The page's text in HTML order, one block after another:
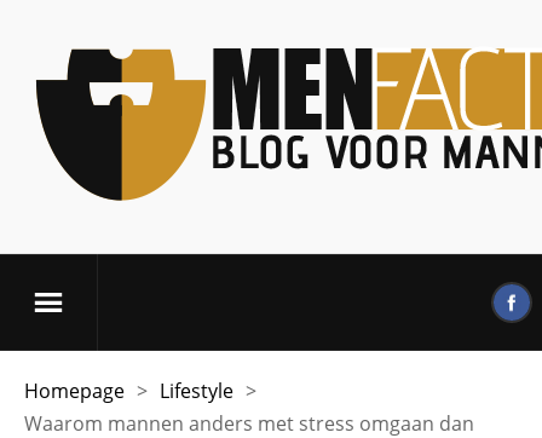
Homepage > Lifestyle >
Waarom mannen anders met stress omgaan dan